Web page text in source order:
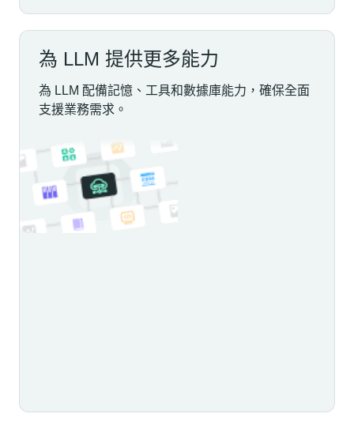
為 LLM 提供更多能力
為 LLM 配備記憶、工具和數據庫能力，確保全面
支援業務需求。